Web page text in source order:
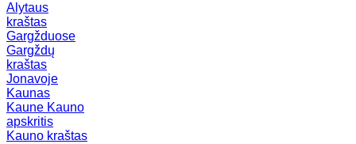
Alytaus
kraštas
Gargžduose
Gargždų
kraštas
Jonavoje
Kaunas
Kaune Kauno
apskritis
Kauno kraštas